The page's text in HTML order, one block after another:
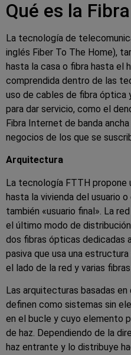
Qué es la
La tecnología de
inglés Fiber To The Home),
hasta la casa o fibra hasta el
comprendida dentro de las
uso de cables de fibra óptica
para dar servicio, como el
Fibra Internet de banda
negocios de los que se
Arquitectura
La tecnología FTTH
hasta la vivienda del usuario
también «usuario final». La
el último modo de
dos fibras ópticas dedicadas
pasiva que usa una
el lado de la red y varias
Las arquitecturas basadas
definen como sistemas sin
en el bucle y cuyo elemento
de haz. Dependiendo de la
haz entrante y lo distribuye